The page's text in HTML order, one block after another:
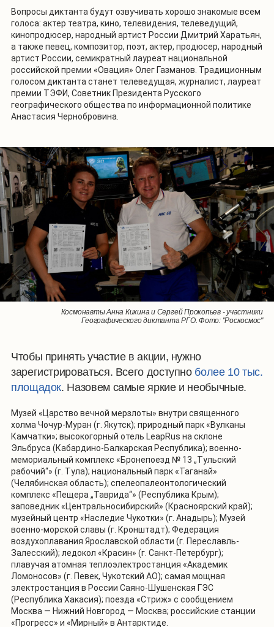
Вопросы диктанта будут озвучивать хорошо знакомые всем
голоса: актер театра, кино, телевидения, телеведущий,
кинопродюсер, народный артист России Дмитрий Харатьян,
а также певец, композитор, поэт, актер, продюсер, народный
артист России, семикратный лауреат национальной
российской премии «Овация» Олег Газманов. Традиционным
голосом диктанта станет телеведущая, журналист, лауреат
премии ТЭФИ, Советник Президента Русского
географического общества по информационной политике
Анастасия Чернобровина.
Космонавты Анна Кикина и Сергей Прокопьев - участники
Географического диктанта РГО. Фото: "Роскосмос"
Чтобы принять участие в акции, нужно
зарегистрироваться. Всего доступно более 10 тыс.
площадок. Назовем самые яркие и необычные.
Музей «Царство вечной мерзлоты» внутри священного
холма Чочур-Муран (г. Якутск); природный парк «Вулканы
Камчатки»; высокогорный отель LeapRus на склоне
Эльбруса (Кабардино-Балкарская Республика); военно-
мемориальный комплекс «Бронепоезд № 13 „Тульский
рабочий“» (г. Тула); национальный парк «Таганай»
(Челябинская область); спелеопалеонтологический
комплекс «Пещера „Таврида“» (Республика Крым);
заповедник «Центральносибирский» (Красноярский край);
музейный центр «Наследие Чукотки» (г. Анадырь); Музей
военно-морской славы (г. Кронштадт); Федерация
воздухоплавания Ярославской области (г. Переславль-
Залесский); ледокол «Красин» (г. Санкт-Петербург);
плавучая атомная теплоэлектростанция «Академик
Ломоносов» (г. Певек, Чукотский АО); самая мощная
электростанция в России Саяно-Шушенская ГЭС
(Республика Хакасия); поезда «Стриж» с сообщением
Москва — Нижний Новгород — Москва; российские станции
«Прогресс» и «Мирный» в Антарктиде.